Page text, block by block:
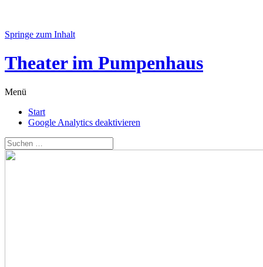
Springe zum Inhalt
Theater im Pumpenhaus
Menü
Start
Google Analytics deaktivieren